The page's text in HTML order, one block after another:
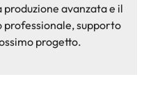
avanzata e il
supporto
progetto.